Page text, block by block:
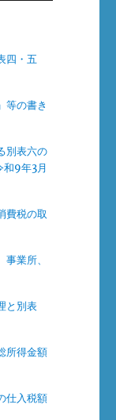
四・五
等の書き
別表六の
和9年3月
費税の取
業所、
と別表
所得金額
仕入税額